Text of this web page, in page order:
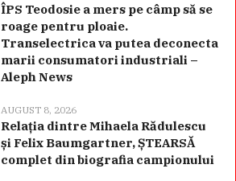
ÎPS Teodosie a mers pe câmp să se
roage pentru ploaie.
Transelectrica va putea deconecta
marii consumatori industriali –
Aleph News
AUGUST 8, 2026
Relația dintre Mihaela Rădulescu
și Felix Baumgartner, ȘTEARSĂ
complet din biografia campionului